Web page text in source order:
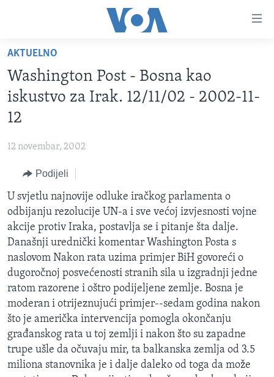
glavni
sadržaj
Pređi
na
glavnu
Idi
pretragu
TV PROGRAM
VIDEO
FOTOGRAFIJE DANA
SJEDINJENE AMERIČKE DRŽAVE
BOSNA I HERCEGOVINA
SVIJET
NAUKA I TEHNOLOGIJA
SPECIJALNI PROJEKTI
KORUPCIJA
SLOBODA MEDIJA
ŽENSKA STRANA
IZBJEGLIČKA STRANA
MAGAZIN
O GLASU AMERIKE
Learning English
AKTUELNO
Washington Post - Bosna kao
iskustvo za Irak. 12/11/02 - 2002-11-
12
12 novembar, 2002
Podijeli
U svjetlu najnovije odluke iračkog parlamenta o
odbijanju rezolucije UN-a i sve većoj izvjesnosti vojne
akcije protiv Iraka, postavlja se i pitanje šta dalje.
Današnji urednički komentar Washington Posta s
naslovom Nakon rata uzima primjer BiH govoreći o
dugoročnoj posvećenosti stranih sila u izgradnji jedne
ratom razorene i oštro podijeljene zemlje. Bosna je
moderan i otrijeznujući primjer--sedam godina nakon
što je američka intervencija pomogla okončanju
građanskog rata u toj zemlji i nakon što su zapadne
trupe ušle da očuvaju mir, ta balkanska zemlja od 3.5
miliona stanovnika je i dalje daleko od toga da može